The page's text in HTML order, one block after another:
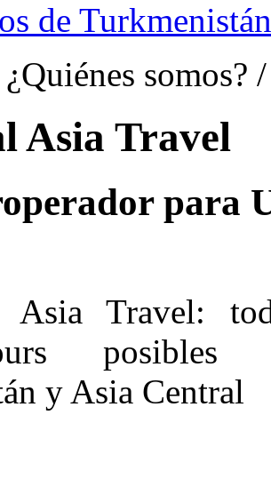
de Turkmenistán
somos?
Asia Travel
para